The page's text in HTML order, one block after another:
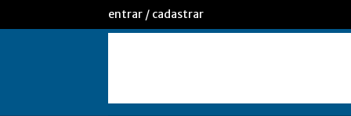
entrar / cadastrar